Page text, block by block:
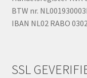
BTW nr.
IBAN NL02 RABO
SSL